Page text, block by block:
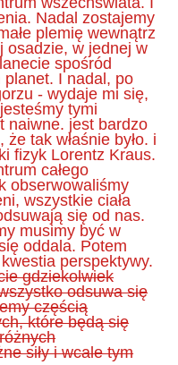
Nadal zostajemy
plemię wewnątrz
osadzie, w jednej w
spośród
I nadal, po
- wydaje mi się,
tymi
naiwne. jest bardzo
tak właśnie było. i
fizyk Lorentz Kraus.
całego
obserwowaliśmy
wszystkie ciała
się od nas.
musimy być w
oddala. Potem
perspektywy.
gdziekolwiek
odsuwa się
częścią
które będą się
siły i wcale tym